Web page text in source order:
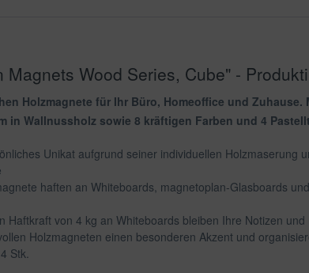
Magnets Wood Series, Cube" -
Holzmagnete für Ihr Büro, Homeoffice und
in Wallnussholz sowie 8 kräftigen Farben und 4
Unikat aufgrund seiner individuellen
haften an Whiteboards, magnetoplan-Glasboards
Haftkraft von 4 kg an Whiteboards bleiben Ihre Notizen
Holzmagneten einen besonderen Akzent und
Stk.